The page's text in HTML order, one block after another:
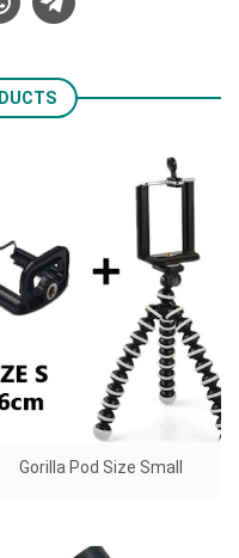
Gorilla Pod Size Small